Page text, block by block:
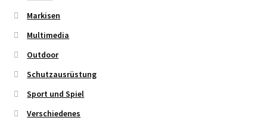
Markisen
Multimedia
Outdoor
Schutzausrüstung
Sport und Spiel
Verschiedenes